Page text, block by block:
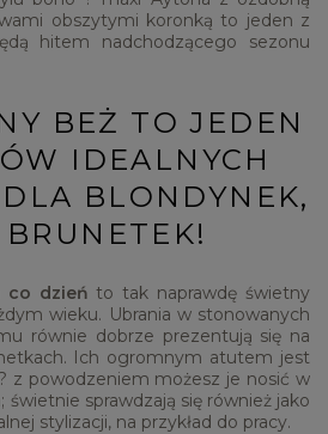
obszytymi koronką to jeden z
hitem nadchodzącego sezonu
BEŻ TO JEDEN
IDEALNYCH
BLONDYNEK,
co dzień to tak naprawdę świetny
wieku. Ubrania w stonowanych
równie dobrze prezentują się na
Ich ogromnym atutem jest
z powodzeniem możesz je nosić w
sprawdzają się również jako
stylizacji, na przykład do pracy.